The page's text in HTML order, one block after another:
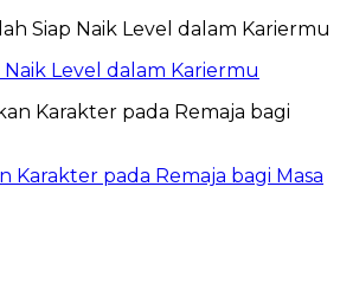
Level dalam Kariermu
Karakter pada Remaja bagi Masa